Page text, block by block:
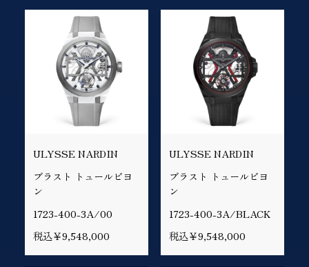
ULYSSE NARDIN
ブラスト トュールビヨ
ン
1723-400-3A/00
税込￥9,548,000
ULYSSE NARDIN
ブラスト トュールビヨ
ン
1723-400-3A/BLACK
税込￥9,548,000